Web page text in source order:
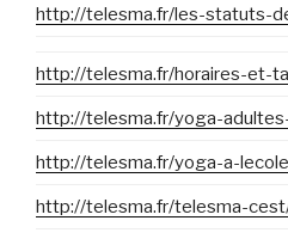
http://telesma.fr/les-statuts-
http://telesma.fr/horaires-et-
http://telesma.fr/yoga-
http://telesma.fr/yoga-a-
http://telesma.fr/telesma-